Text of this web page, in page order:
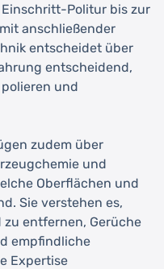
Einschritt-Politur bis zur
anschließender
entscheidet über
entscheidend,
und
zudem über
und
Oberflächen und
Sie verstehen es,
entfernen, Gerüche
empfindliche
Expertise